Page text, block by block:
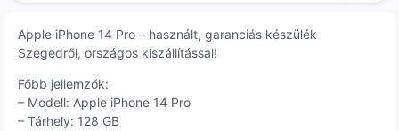
Apple iPhone 14 Pro – használt, garanciás készülék
Szegedről, országos kiszállítással!
Főbb jellemzők:
– Modell: Apple iPhone 14 Pro
– Tárhely: 128 GB